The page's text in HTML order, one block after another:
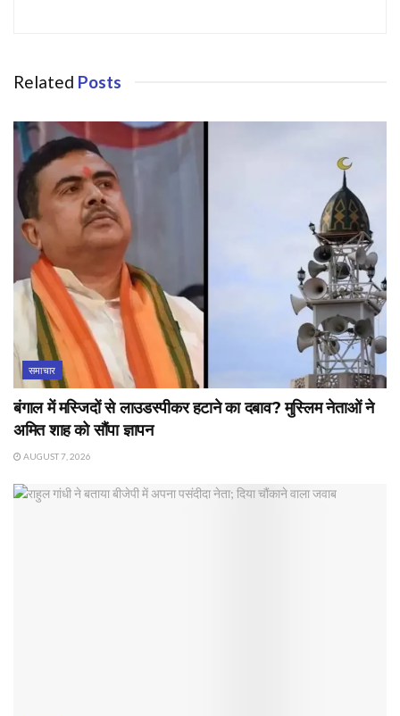
Related Posts
समाचार
बंगाल में मस्जिदों से लाउडस्पीकर हटाने का दबाव? मुस्लिम नेताओं ने
अमित शाह को सौंपा ज्ञापन
AUGUST 7, 2026